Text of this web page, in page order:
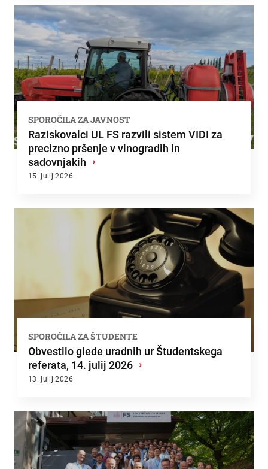
SPOROČILA ZA JAVNOST
Raziskovalci UL FS razvili sistem VIDI za
precizno pršenje v vinogradih in
sadovnjakih ›
15. julij 2026
SPOROČILA ZA ŠTUDENTE
Obvestilo glede uradnih ur Študentskega
referata, 14. julij 2026 ›
13. julij 2026